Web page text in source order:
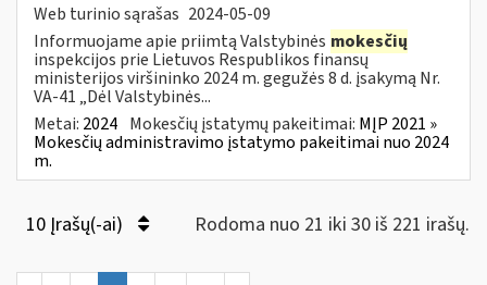
Web turinio sąrašas 2024-05-09
Informuojame apie priimtą Valstybinės mokesčių
inspekcijos prie Lietuvos Respublikos finansų
ministerijos viršininko 2024 m. gegužės 8 d. įsakymą Nr.
VA-41 „Dėl Valstybinės...
Metai: 2024 Mokesčių įstatymų pakeitimai: MĮP 2021 »
Mokesčių administravimo įstatymo pakeitimai nuo 2024
m.
10 Įrašų(-ai) Rodoma nuo 21 iki 30 iš 221 irašų.